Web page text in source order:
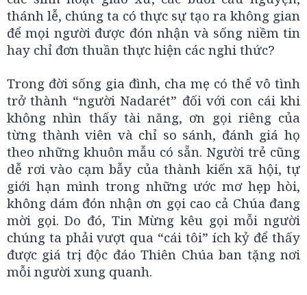
thánh lễ, chúng ta có thực sự tạo ra không gian
để mọi người được đón nhận và sống niềm tin
hay chỉ đơn thuần thực hiện các nghi thức?
Trong đời sống gia đình, cha mẹ có thể vô tình
trở thành “người Nadarét” đối với con cái khi
không nhìn thấy tài năng, ơn gọi riêng của
từng thành viên và chỉ so sánh, đánh giá họ
theo những khuôn mẫu có sẵn. Người trẻ cũng
dễ rơi vào cạm bẫy của thành kiến xã hội, tự
giới hạn mình trong những ước mơ hẹp hòi,
không dám đón nhận ơn gọi cao cả Chúa đang
mời gọi. Do đó, Tin Mừng kêu gọi mỗi người
chúng ta phải vượt qua “cái tôi” ích kỷ để thấy
được giá trị độc đáo Thiên Chúa ban tặng nơi
mỗi người xung quanh.